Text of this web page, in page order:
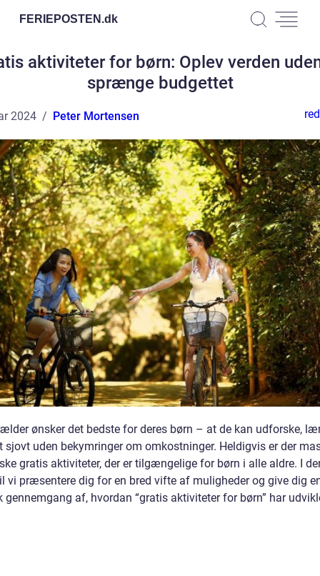
FERIEPOSTEN.dk
aktiviteter for børn: Oplev verden
sprænge budgettet
2024 Peter Mortensen
ønsker det bedste for deres børn – at de kan udforske,
sjovt uden bekymringer om omkostninger. Heldigvis er der
gratis aktiviteter, der er tilgængelige for børn i alle aldre. I
vi præsentere dig for en bred vifte af muligheder og give dig
gennemgang af, hvordan “gratis aktiviteter for børn” har